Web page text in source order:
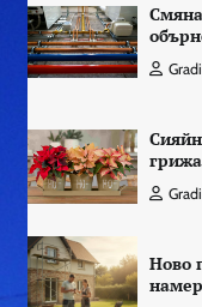
Ново